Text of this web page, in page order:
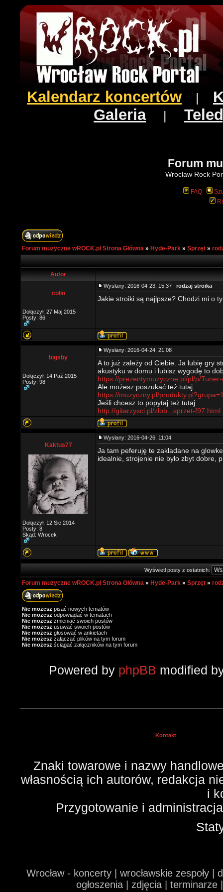
Kalendarz koncertów
Galeria|
Forum
Wrocław Rock
FAQ
Forum muzyczne wROCK.pl Strona Główna » Hyde-Park » Sprzęt »
Autor
colin
Dołączył: 27 Maj 2015
Posty: 86
Wysłany: 2016-04-23, 15:37 rodzaj stroika
Jakie stroiki są najlpsze? Chodzi mi o
bigsby
Dołączył: 14 Paź 2015
Posty: 98
Wysłany: 2016-04-24, 21:08
A to już zależy od Ciebie. Ja lubię gry
akustyku w domu i lubisz wygodę to
https://prezentymuzyczne.pl/pl/p/
Ale możesz poszukać też tutaj
https://muzyczny.pl/
Jeśli chcesz to popytaj też tutaj
http://gitarzysci.pl/zlob...sprzet-f97.html
Kaktus77
Dołączył: 12 Sie 2014
Posty: 8
Skąd: Wrocek
Wysłany: 2016-04-26, 11:04
Ja tam peferuję te zakladane na
idealnie, strojenie nie bylo zbyt dobre,
Wyświetl posty z ostatnich:
Forum muzyczne wROCK.pl Strona Główna » Hyde-Park » Sprzęt »
Nie możesz pisać nowych tematów
Nie możesz odpowiadać w tematach
Nie możesz zmieniać swoich postów
Nie możesz usuwać swoich postów
Nie możesz głosować w ankietach
Nie możesz załączać plików na tym forum
Nie możesz ściągać załączników na tym forum
Powered by phpBB modified
Kontakt
Znaki towarowe i nazwy
własnością ich autorów, redakcja
i
Przygotowanie i
Wrocław - koncerty | wrocławskie zespoły
ogłoszenia | zdjęcia |